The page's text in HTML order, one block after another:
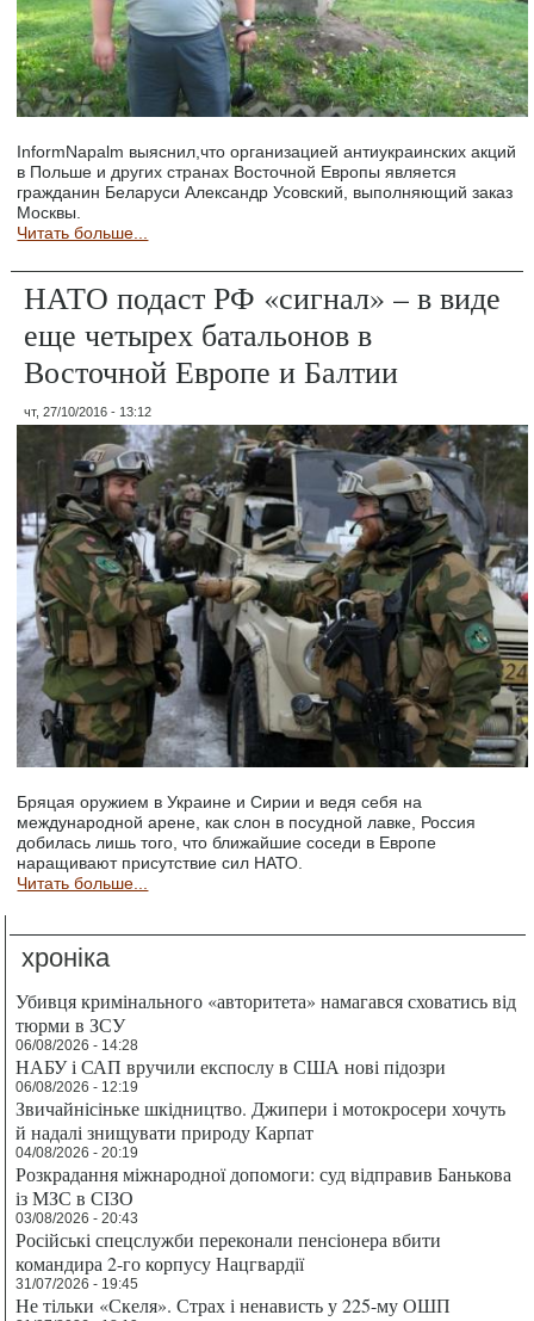
InformNapalm выяснил,что организацией антиукраинских акций
в Польше и других странах Восточной Европы является
гражданин Беларуси Александр Усовский, выполняющий заказ
Москвы.
Читать больше...
НАТО подаст РФ «сигнал» – в виде
еще четырех батальонов в
Восточной Европе и Балтии
чт, 27/10/2016 - 13:12
Бряцая оружием в Украине и Сирии и ведя себя на
международной арене, как слон в посудной лавке, Россия
добилась лишь того, что ближайшие соседи в Европе
наращивают присутствие сил НАТО.
Читать больше...
хроніка
Убивця кримінального «авторитета» намагався сховатись від
тюрми в ЗСУ
06/08/2026 - 14:28
НАБУ і САП вручили експослу в США нові підозри
06/08/2026 - 12:19
Звичайнісіньке шкідництво. Джипери і мотокросери хочуть
й надалі знищувати природу Карпат
04/08/2026 - 20:19
Розкрадання міжнародної допомоги: суд відправив Банькова
із МЗС в СІЗО
03/08/2026 - 20:43
Російські спецслужби переконали пенсіонера вбити
командира 2-го корпусу Нацгвардії
31/07/2026 - 19:45
Не тільки «Скеля». Страх і ненависть у 225-му ОШП